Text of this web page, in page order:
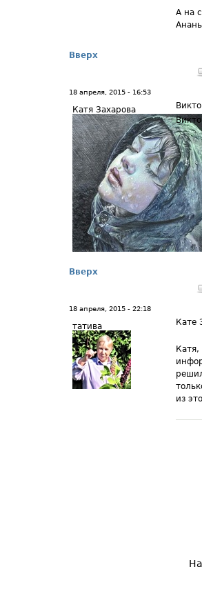
А на
Вверх
18 апреля, 2015 - 16:53
Катя Захарова
Вверх
18 апреля, 2015 - 22:18
татива Кате
из